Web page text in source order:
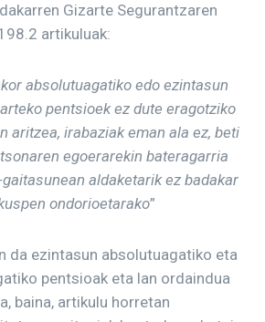
Gizarte Segurantzaren
artikuluak:
absolutuagatiko edo ezintasun
pentsioek ez dute eragotziko
aritzea, irabaziak eman ala ez, beti
egoerarekin bateragarria
aldaketarik ez badakar
ondorioetarako”
da ezintasun absolutuagatiko eta
pentsioak eta lan ordaindua
baina, artikulu horretan